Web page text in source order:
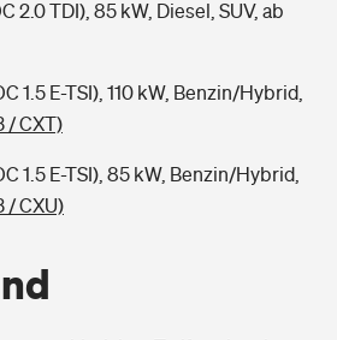
2.0 TDI), 85 kW, Diesel, SUV, ab
1.5 E-TSI), 110 kW, Benzin/Hybrid,
/ CXT)
1.5 E-TSI), 85 kW, Benzin/Hybrid,
/ CXU)